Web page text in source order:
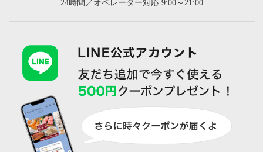
24時間／オペレーター対応 9:00～21:00